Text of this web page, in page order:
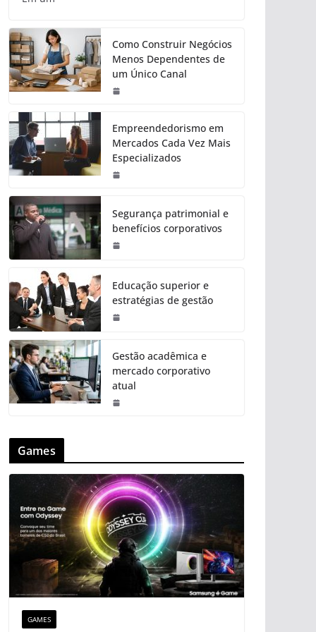
Como Construir Negócios
Menos Dependentes de
um Único Canal
Empreendedorismo em
Mercados Cada Vez Mais
Especializados
Segurança patrimonial e
benefícios corporativos
Educação superior e
estratégias de gestão
Gestão acadêmica e
mercado corporativo
atual
Games
GAMES